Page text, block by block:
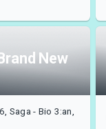
New
Saga - Bio 3:an,